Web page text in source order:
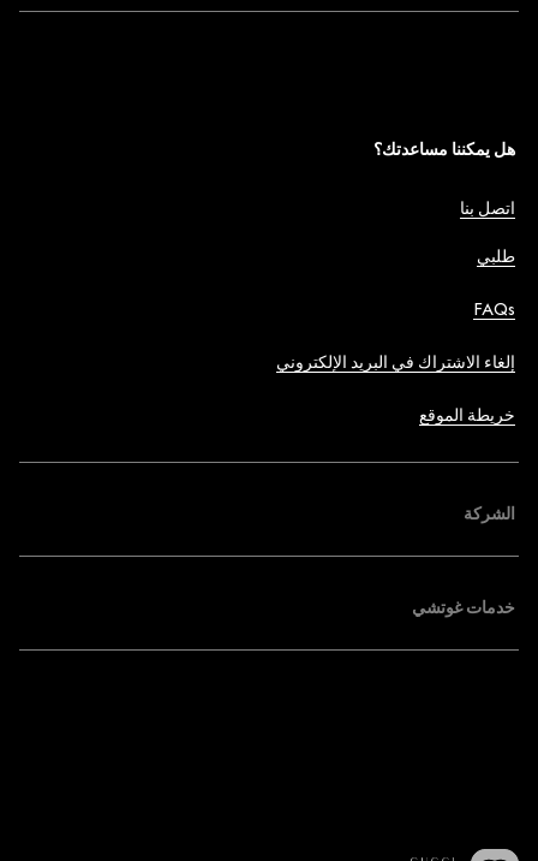
هل يمكننا مساعدتك؟
اتصل بنا
طلبي
FAQs
إلغاء الاشتراك في البريد الإلكتروني
خريطة الموقع
الشركة
خدمات غوتشي